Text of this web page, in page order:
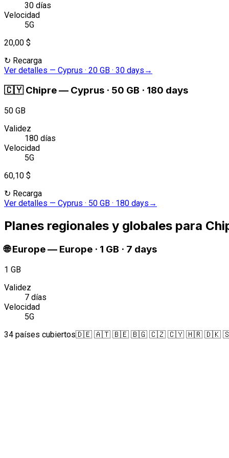
30 días
Velocidad
5G
20,00 $
↻ Recarga
Ver detalles — Cyprus · 20 GB · 30 days →
🇨🇾 Chipre— Cyprus · 50 GB · 180 days
50 GB
Validez
180 días
Velocidad
5G
60,10 $
↻ Recarga
Ver detalles — Cyprus · 50 GB · 180 days →
Planes regionales y globales para
🌐 Europe— Europe · 1 GB · 7 days
1 GB
Validez
7 días
Velocidad
5G
34 países cubiertos🇩🇪 🇦🇹 🇧🇪 🇧🇬 🇨🇿 🇨🇾 🇭🇷 🇩🇰